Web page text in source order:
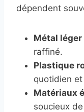
dépendent
Métal
raffiné.
Plastique
quotidien
Matériaux
soucieux